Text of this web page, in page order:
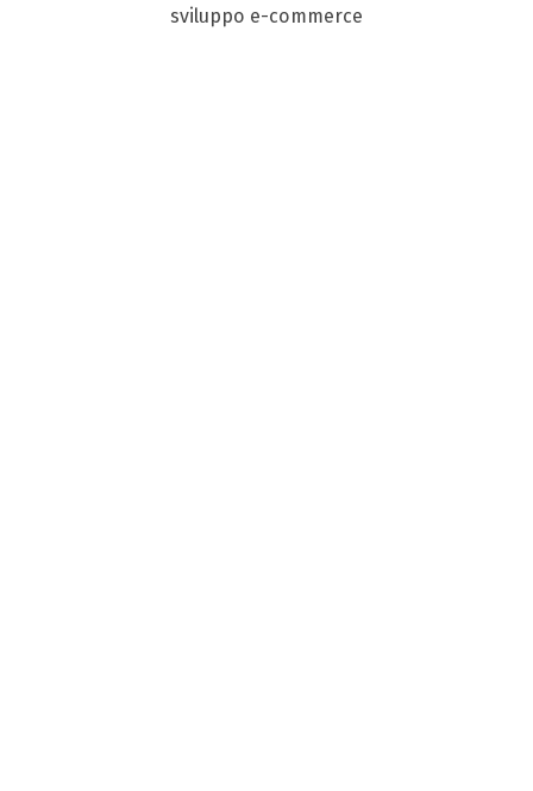
sviluppo e-commerce